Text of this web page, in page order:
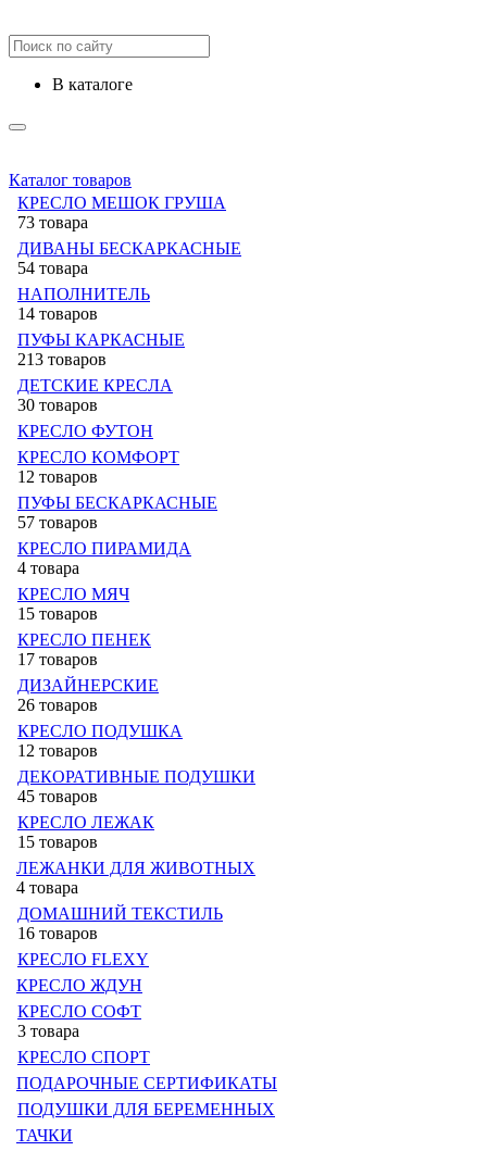
в каталоге
Каталог товаров
КРЕСЛО МЕШОК ГРУША
73 товара
ДИВАНЫ БЕСКАРКАСНЫЕ
54 товара
НАПОЛНИТЕЛЬ
14 товаров
ПУФЫ КАРКАСНЫЕ
213 товаров
ДЕТСКИЕ КРЕСЛА
30 товаров
КРЕСЛО ФУТОН
КРЕСЛО КОМФОРТ
12 товаров
ПУФЫ БЕСКАРКАСНЫЕ
57 товаров
КРЕСЛО ПИРАМИДА
4 товара
КРЕСЛО МЯЧ
15 товаров
КРЕСЛО ПЕНЕК
17 товаров
ДИЗАЙНЕРСКИЕ
26 товаров
КРЕСЛО ПОДУШКА
12 товаров
ДЕКОРАТИВНЫЕ ПОДУШКИ
45 товаров
КРЕСЛО ЛЕЖАК
15 товаров
ЛЕЖАНКИ ДЛЯ ЖИВОТНЫХ
4 товара
ДОМАШНИЙ ТЕКСТИЛЬ
16 товаров
КРЕСЛО FLEXY
КРЕСЛО ЖДУН
КРЕСЛО СОФТ
3 товара
КРЕСЛО СПОРТ
ПОДАРОЧНЫЕ СЕРТИФИКАТЫ
ПОДУШКИ ДЛЯ БЕРЕМЕННЫХ
ТАЧКИ